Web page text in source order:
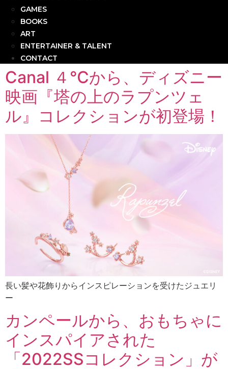
GAMES
BOOKS
ART
ENTERTAINER & TALENT
CONTACT
Canal ４℃から、ディズニー
映画『塔の上のラプンツェ
ル』コレクションが初登場！
長い髪や花飾りからインスピレーションを受けたジュエリ
ー
カンペールから、おもちゃに
インスパイアされた
「2022SSコレクション」が